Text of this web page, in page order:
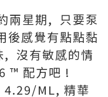
兩星期, 只要泵
後感覺有點點黏
, 沒有敏感的情
™ 配方吧 !
4.29/ML, 精華